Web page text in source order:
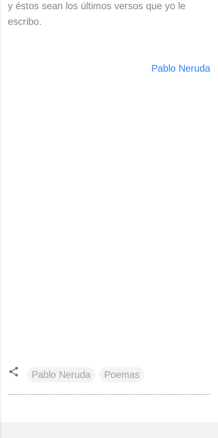
y éstos sean los últimos versos que yo le
escribo.
Pablo Neruda
Pablo Neruda Poemas